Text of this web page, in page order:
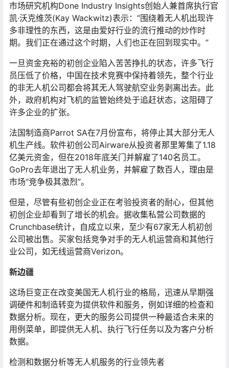
市场研究机构Done Industry Insights创始人兼首席执行官
凯·沃克维茨(Kay Wackwitz)表示：“围绕着无人机出现许
多非理性的东西，这是由爱好行业的流行推动的炒作时
期。我们正在通过这个时期，人们也正在回到现实中。”
一旦资金充裕的初创企业陷入苦苦挣扎的状态，许多飞行
员压低了价格，中国在技术竞赛中保持着领先，整个行业
的非无人机公司都会将其无人驾驶航空业务剥离出去。此
外，政府机构对飞机的监管始终处于追赶状态，这阻碍了
许多企业的扩张。
法国制造商Parrot SA在7月份宣布，将停止其大部分无人
机生产线。软件初创公司Airware从投资者那里筹集了1.18
亿美元资金，但在2018年底关门并解雇了140名员工。
GoPro去年退出了无人机业务，并解雇了数百人，理由是
市场“竞争极其激烈”。
但是，尽管有些初创企业正在考验投资者的耐心，但其他
初创企业却看到了增长的机会。据收集私营公司数据的
Crunchbase统计，自成立以来，至少有67家无人机初创
公司被出售。买家包括竞争对手的无人机运营商和其他行
业公司，如无线运营商Verizon。
新边疆
这场巨变正在改变美国无人机行业的格局，迅速从早期强
调硬件和制造转变为提供软件和服务，例如详细的检查和
数据分析。现在，更大的服务公司提供一种最适合未来的
用例菜单，即提供无人机、执行飞行任务以及为客户分析
数据。
检测和数据分析等无人机服务的行业领先者